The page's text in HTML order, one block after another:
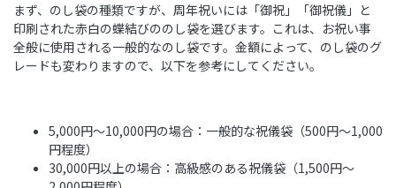
まず、のし袋の種類ですが、周年祝いには「御祝」「御祝儀」と
印刷された赤白の蝶結びののし袋を選びます。これは、お祝い事
全般に使用される一般的なのし袋です。金額によって、のし袋のグ
レードも変わりますので、以下を参考にしてください。
5,000円〜10,000円の場合：一般的な祝儀袋（500円〜1,000
円程度）
30,000円以上の場合：高級感のある祝儀袋（1,500円〜